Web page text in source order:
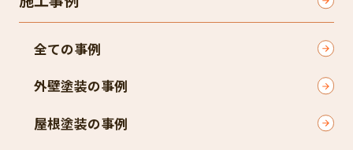
全ての事例
外壁塗装の事例
屋根塗装の事例